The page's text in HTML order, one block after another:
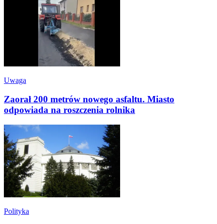
Uwaga
Zaorał 200 metrów nowego asfaltu. Miasto
odpowiada na roszczenia rolnika
Polityka